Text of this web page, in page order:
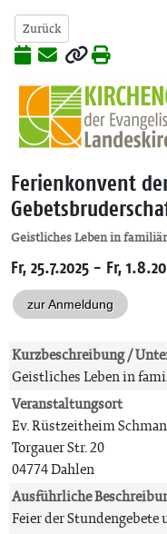
Zurück
Ferienkonvent
Geistliches Leben in
Fr, 25.7.2025 - Fr,
zur Anmeldung
Kurzbeschreibung /
Geistliches Leben in
Veranstaltungsort
Ev. Rüstzeitheim
Torgauer Str. 20
04774 Dahlen
Ausführliche
Feier der